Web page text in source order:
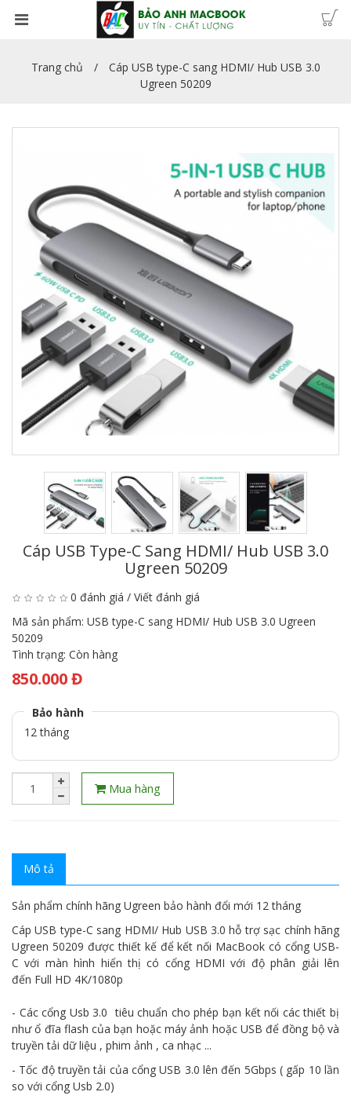
Trang chủ
Cáp USB type-C sang HDMI/ Hub USB 3.0
Ugreen 50209
Cáp USB Type-C Sang HDMI/ Hub USB 3.0
Ugreen 50209
0 đánh giá / Viết đánh giá
Mã sản phẩm: USB type-C sang HDMI/ Hub USB 3.0 Ugreen
50209
Tình trạng: Còn hàng
850.000 Đ
Bảo hành
12 tháng
Mua hàng
Mô tả
Sản phẩm chính hãng Ugreen bảo hành đổi mới 12 tháng
Cáp USB type-C sang HDMI/ Hub USB 3.0 hỗ trợ sạc chính hãng
Ugreen 50209 được thiết kế để kết nối MacBook có cổng USB-
C với màn hình hiển thị có cổng HDMI với độ phân giải lên
đến Full HD 4K/1080p
- Các cổng Usb 3.0 tiêu chuẩn cho phép bạn kết nối các thiết bị
như ổ đĩa flash của bạn hoặc máy ảnh hoặc USB để đồng bộ và
truyền tải dữ liệu , phim ảnh , ca nhạc ...
- Tốc độ truyền tải của cổng USB 3.0 lên đến 5Gbps ( gấp 10 lần
so với cổng Usb 2.0)